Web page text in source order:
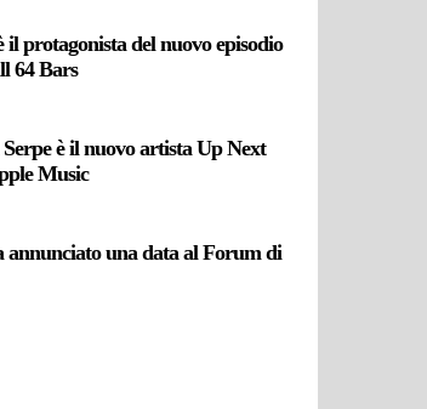
protagonista del nuovo episodio
64 Bars
è il nuovo artista Up Next
Music
una data al Forum di